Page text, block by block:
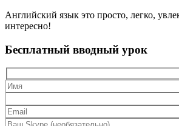
Английский язык это просто, легко,
интересно!
Бесплатный вводный урок